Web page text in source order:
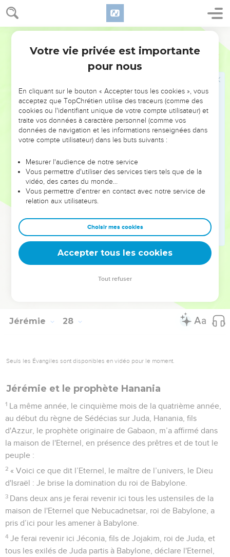
Jérémie 27
ustensiles de la maison de l'Eternel vont être rapportés de
Babylone !’En effet, ce qu'ils vous prophétisent est faux.
resterez en vie. Pourquoi cette ville devrait-elle devenir une
S'ils sont prophètes et ont reçu la parole de l'Eternel, qu'ils
intercèdent donc auprès de l'Eternel, le maître de l’univers,
pour que les ustensiles restés dans la maison de l'Eternel,
dans le palais du roi de Juda et à Jérusalem ne partent pas à
Babylone !
Voici ce que dit l’Eternel, le maître de l’univers, au sujet
ustensiles restés dans cette ville,
ceux qui n'ont pas été pris par Nebucadnetsar, roi de
Babylone, lorsqu'il a exilé loin de Jérusalem, à Babylone,
Jéconia, fils de Jojakim, roi de Juda, et tous les notables de
Juda et de Jérusalem,
voici ce que dit l’Eternel, le maître de l’univers, le Dieu
d'Israël, au sujet des ustensiles restés dans la maison de
l'Eternel, dans le palais du roi de Juda et à Jérusalem :
Ils seront amenés à Babylone et ils y resteront jusqu'au
Jérémie 28
Seuls les Évangiles sont disponibles en vidéo pour le moment.
Jérémie et le prophète Hanania
1 La même année, le cinquième mois de la quatrième année,
au début du règne de Sédécias sur Juda, Hanania, fils
d'Azzur, le prophète originaire de Gabaon, m’a affirmé dans
la maison de l'Eternel, en présence des prêtres et de tout le
peuple :
2 « Voici ce que dit l’Eternel, le maître de l’univers, le Dieu
d'Israël : Je brise la domination du roi de Babylone.
3 Dans deux ans je ferai revenir ici tous les ustensiles de la
maison de l'Eternel que Nebucadnetsar, roi de Babylone, a
pris d’ici pour les amener à Babylone.
4 Je ferai revenir ici Jéconia, fils de Jojakim, roi de Juda, et
tous les exilés de Juda partis à Babylone, déclare l'Eternel,
Votre vie privée est importante
pour nous
En cliquant sur le bouton « Accepter tous les cookies », vous
acceptez que TopChrétien utilise des traceurs (comme des
cookies ou l'identifiant unique de votre compte utilisateur) et
traite vos données à caractère personnel (comme vos
données de navigation et les informations renseignées dans
votre compte utilisateur) dans les buts suivants :
Mesurer l'audience de notre service
Vous permettre d'utiliser des services tiers tels que de la
vidéo, des cartes du monde…
Vous permettre d'entrer en contact avec notre service de
relation aux utilisateurs.
Choisir mes cookies
Accepter tous les cookies
Tout refuser